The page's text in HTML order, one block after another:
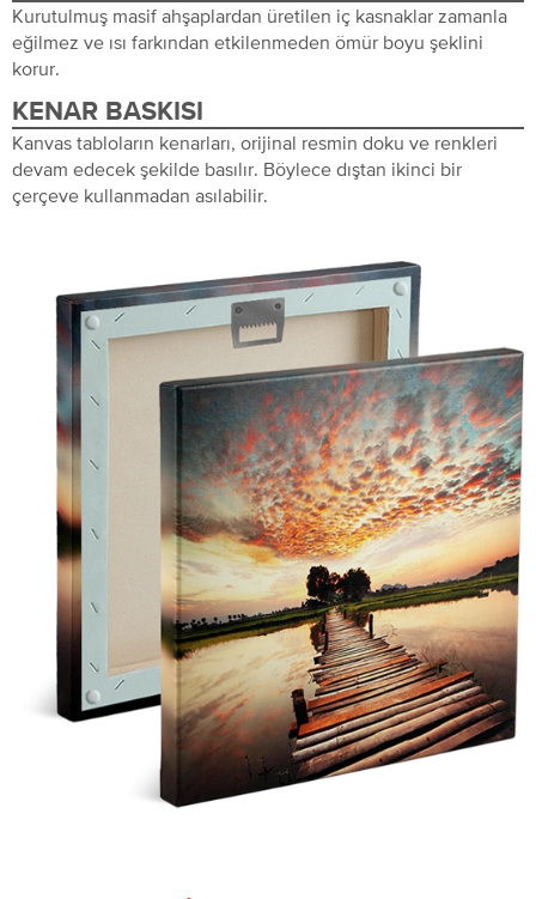
Kurutulmuş masif ahşaplardan üretilen iç kasnaklar zamanla
eğilmez ve ısı farkından etkilenmeden ömür boyu şeklini
korur.
KENAR BASKISI
Kanvas tabloların kenarları, orijinal resmin doku ve renkleri
devam edecek şekilde basılır. Böylece dıştan ikinci bir
çerçeve kullanmadan asılabilir.